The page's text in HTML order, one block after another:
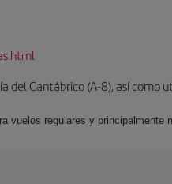
del Cantábrico (A-8), así
vuelos regulares y